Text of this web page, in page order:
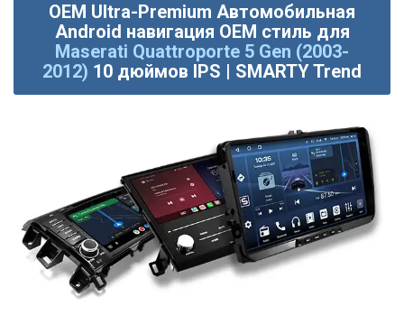
OEM Ultra-Premium Автомобильная
Android навигация OEM стиль для
Maserati Quattroporte 5 Gen (2003-
2012) 10 дюймов IPS | SMARTY Trend